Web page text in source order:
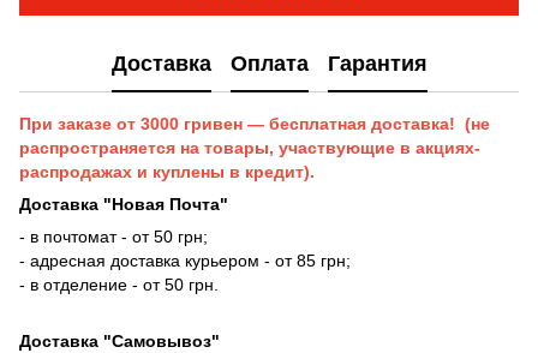
Доставка Оплата Гарантия
При заказе от 3000 гривен — бесплатная доставка! (не
распространяется на товары, участвующие в акциях-
распродажах и куплены в кредит).
Доставка "Новая Почта"
- в почтомат - от 50 грн;
- адресная доставка курьером - от 85 грн;
- в отделение - от 50 грн.
Доставка "Самовывоз"